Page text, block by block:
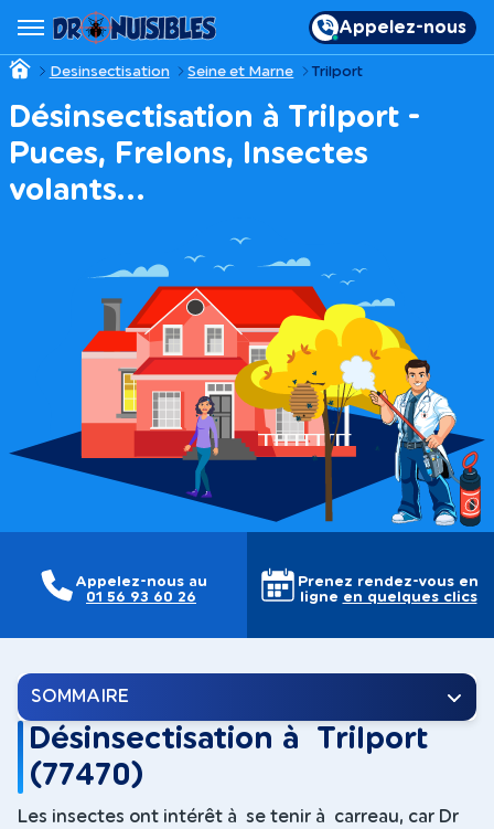
Appelez-nous
Desinsectisation Seine et Marne Trilport
Désinsectisation à Trilport -
Puces, Frelons, Insectes
volants…
Appelez-nous au
01 56 93 60 26
Prenez rendez-vous en
ligne en quelques clics
SOMMAIRE
Désinsectisation à Trilport
(77470)
Les insectes ont intérêt à se tenir à carreau, car Dr